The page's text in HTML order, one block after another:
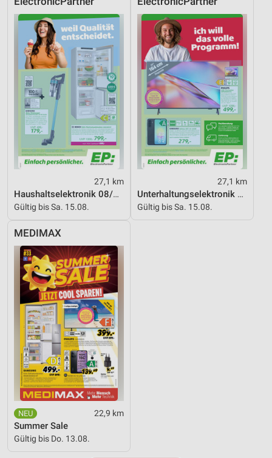
27,1 km
Haushaltselektronik 08/2026
Gültig bis Sa. 15.08.
27,1 km
Unterhaltungselektronik 08/2026
Gültig bis Sa. 15.08.
MEDIMAX
22,9 km
Summer Sale
Gültig bis Do. 13.08.
Performance
Funktional
Werbung